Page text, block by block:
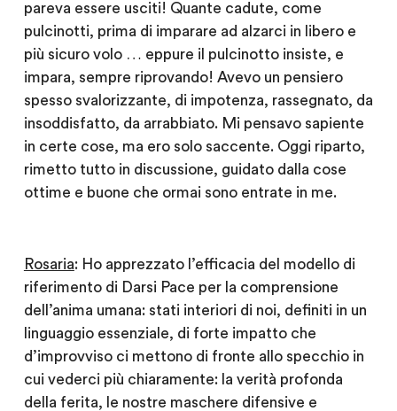
pareva essere usciti! Quante cadute, come
pulcinotti, prima di imparare ad alzarci in libero e
più sicuro volo … eppure il pulcinotto insiste, e
impara, sempre riprovando! Avevo un pensiero
spesso svalorizzante, di impotenza, rassegnato, da
insoddisfatto, da arrabbiato. Mi pensavo sapiente
in certe cose, ma ero solo saccente. Oggi riparto,
rimetto tutto in discussione, guidato dalla cose
ottime e buone che ormai sono entrate in me.
Rosaria: Ho apprezzato l’efficacia del modello di
riferimento di Darsi Pace per la comprensione
dell’anima umana: stati interiori di noi, definiti in un
linguaggio essenziale, di forte impatto che
d’improvviso ci mettono di fronte allo specchio in
cui vederci più chiaramente: la verità profonda
della ferita, le nostre maschere difensive e